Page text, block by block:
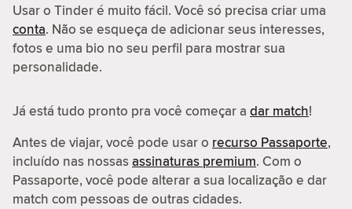
Usar o Tinder é muito fácil. Você só precisa criar uma
conta. Não se esqueça de adicionar seus interesses,
fotos e uma bio no seu perfil para mostrar sua
personalidade.
Já está tudo pronto pra você começar a dar match!
Antes de viajar, você pode usar o recurso Passaporte,
incluído nas nossasassinaturas premium. Com o
Passaporte, você pode alterar a sua localização e dar
match com pessoas de outras cidades.